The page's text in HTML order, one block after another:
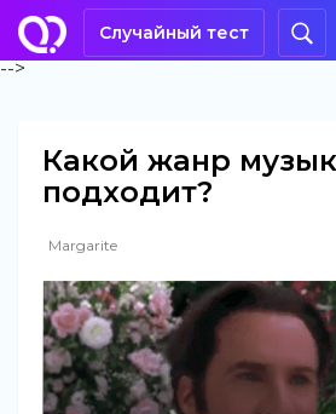
Случайный тест
-->
Какой жанр
подходит?
Margarite